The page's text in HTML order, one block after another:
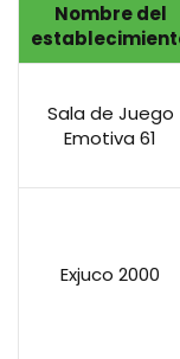
Nombre del
Sala de Juego
Emotiva 61
Exjuco 2000